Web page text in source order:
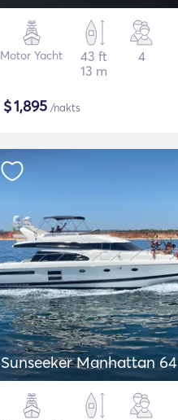
Motor Yacht
43 ft
13 m
4
$1,895 /nakts
Sunseeker Manhattan 64